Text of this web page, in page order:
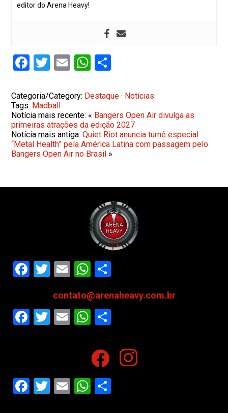
editor do Arena Heavy!
Facebook
Twitter
EmailWhatsApp
Categoria/Category: Destaque · Notícias
Tags: Madball
Notícia mais recente: « Bangers Open Air divulga as
primeiras atrações da edição 2027
Notícia mais antiga:Quiet Riot anuncia turnê especial
“Metal Health” pela América Latina com passagem pelo
Bangers Open Air no Brasil »
Facebook
Twitter
EmailWhatsApp
contato@arenaheavy.com.br
Facebook
Twitter
EmailWhatsApp
Facebook
Twitter
EmailWhatsApp